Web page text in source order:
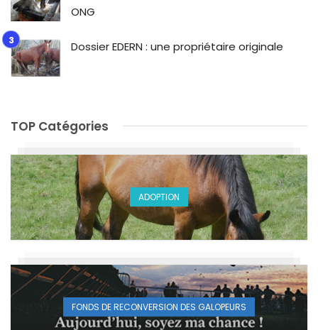
ONG
Dossier EDERN : une propriétaire originale
TOP Catégories
ADOPTION
FONDS DE RECONVERSION DES GALOPEURS